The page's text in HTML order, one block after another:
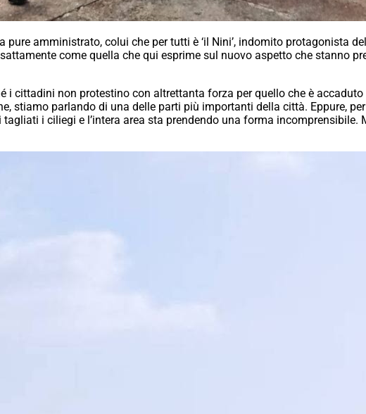
pure amministrato, colui che per tutti è ‘il Nini’, indomito protagonista
come quella che qui esprime sul nuovo aspetto che stanno
i cittadini non protestino con altrettanta forza per quello che è
stiamo parlando di una delle parti più importanti della città. Eppure,
i ciliegi e l’intera area sta prendendo una forma incomprensibile.